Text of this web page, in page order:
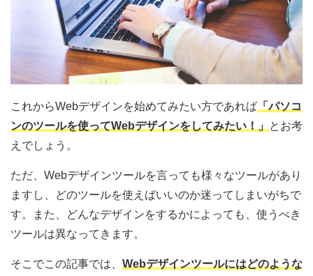
これからWebデザインを始めてみたい方であれば 「パソコ
ンのツールを使ってWebデザインをしてみたい！」
とお考
えでしょう。
ただ、Webデザインツールを言っても様々なツールがあり
ますし、どのツールを使えばいいのか迷ってしまいがちで
す。また、どんなデザインをするかによっても、使うべき
ツールは異なってきます。
そこでこの記事では、 Webデザインツールにはどのような